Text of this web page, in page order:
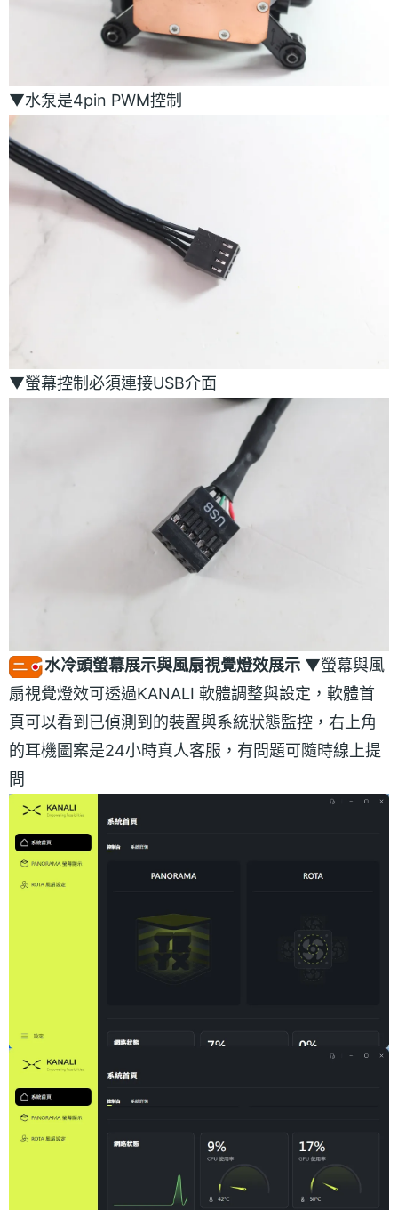
▼水泵是4pin PWM控制
▼螢幕控制必須連接USB介面
水冷頭螢幕展示與風扇視覺燈效展示 ▼螢幕與風
扇視覺燈效可透過KANALI 軟體調整與設定，軟體首
頁可以看到已偵測到的裝置與系統狀態監控，右上角
的耳機圖案是24小時真人客服，有問題可隨時線上提
問